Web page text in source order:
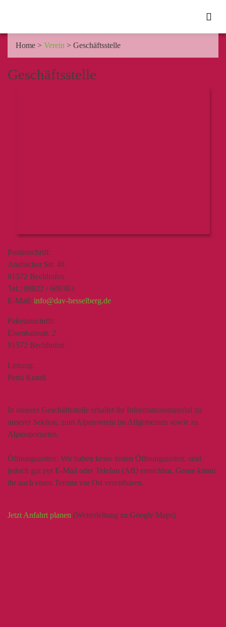
Home > Verein > Geschäftsstelle
Geschäftsstelle
Postanschrift:
Ansbacher Str. 48
91572 Bechhofen
Tel.: 09822 / 609383
E-Mail: info@dav-hesselberg.de
Paketanschrift:
Eisenbahnstr. 2
91572 Bechhofen
Leitung:
Petra Krauß
In unserer Geschäftsstelle erhaltet ihr Informationsmaterial zu
unserer Sektion, zum Alpenverein im Allgemeinen sowie zu
Alpinsportarten.
Öffnungszeiten: Wir haben keine festen Öffnungszeiten, sind
jedoch gut per E-Mail oder Telefon (AB) erreichbar. Gerne könnt
ihr auch einen Termin vor Ort vereinbaren.
Jetzt Anfahrt planen (Weiterleitung zu Google Maps)